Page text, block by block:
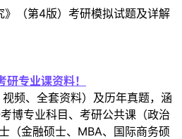
（第4版）考研模拟试题及详解
专业课资料！
频、全套资料）及历年真题，涵
博专业科目、考研公共课（政治
（金融硕士、MBA、国际商务硕